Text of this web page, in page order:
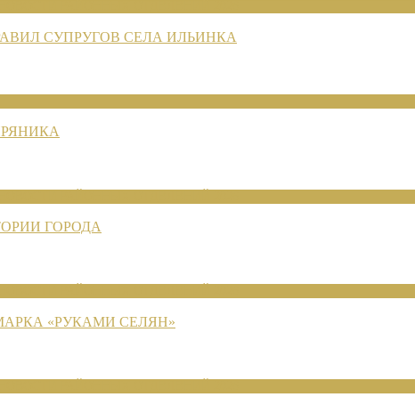
СУПРУГОВ СЕЛА ИЛЬИНКА
ГОРОДА
«РУКАМИ СЕЛЯН»